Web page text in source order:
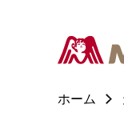
ホーム